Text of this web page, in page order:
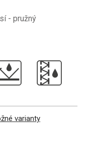
- pružný
varianty